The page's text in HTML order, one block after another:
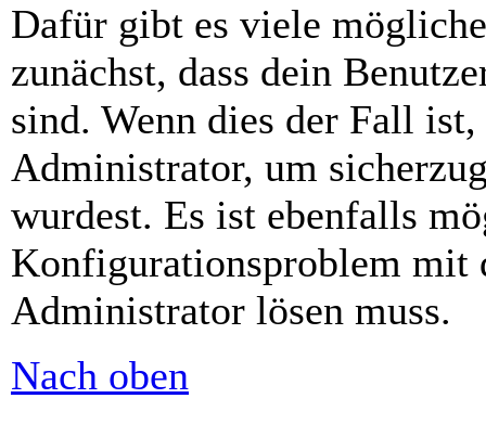
Dafür gibt es viele
zunächst, dass dein
sind. Wenn dies der Fall
Administrator, um
wurdest. Es ist ebenfalls
Konfigurationsproblem mit
Administrator lösen muss.
Nach oben